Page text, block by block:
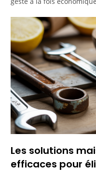
Les solutions
efficaces pour